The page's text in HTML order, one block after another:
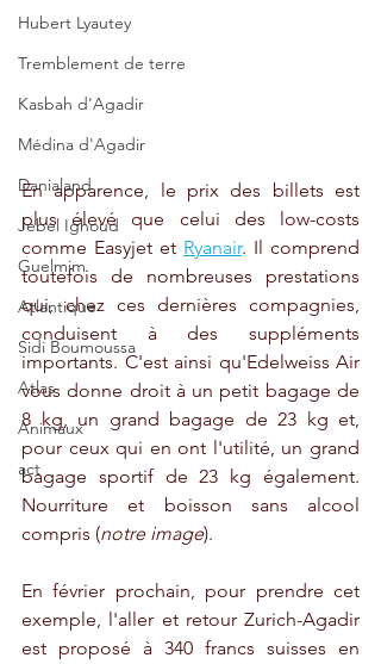
Hubert Lyautey
Tremblement de terre
Kasbah d'Agadir
Médina d'Agadir
Danialand
Jebel Ighoud
Guelmim
Atlantique
Sidi Boumoussa
Atlas
Animaux
act
En apparence, le prix des billets est
plus élevé que celui des low-costs
comme Easyjet et Ryanair. Il comprend
toutefois de nombreuses prestations
qui, chez ces dernières compagnies,
conduisent à des suppléments
importants. C'est ainsi qu'Edelweiss Air
vous donne droit à un petit bagage de
8 kg, un grand bagage de 23 kg et,
pour ceux qui en ont l'utilité, un grand
bagage sportif de 23 kg également.
Nourriture et boisson sans alcool
compris (notre image).
En février prochain, pour prendre cet
exemple, l'aller et retour Zurich-Agadir
est proposé à 340 francs suisses en